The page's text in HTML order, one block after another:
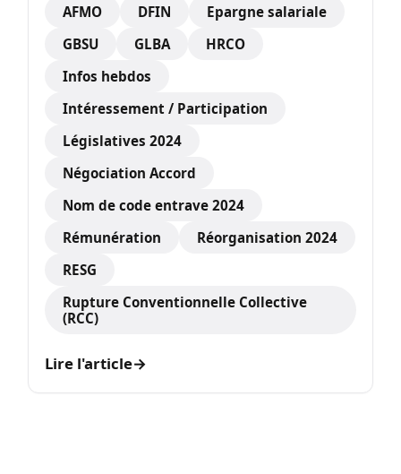
AFMO DFIN
Epargne salariale
GBSU
GLBA
HRCO
Infos hebdos
Intéressement / Participation
Législatives 2024
Négociation Accord
Nom de code entrave 2024
Rémunération
Réorganisation 2024
RESG
Rupture Conventionnelle Collective
(RCC)
Lire l'article→